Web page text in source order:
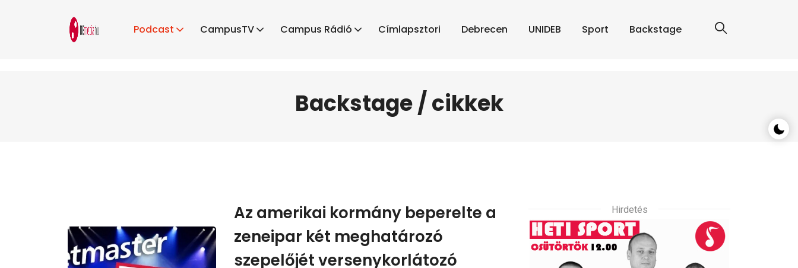
Podcast CampusTV Campus Rádió Címlapsztori Debrecen UNIDEB Sport Backstage
Backstage / cikkek
Az amerikai kormány beperelte a
zeneipar két meghatározó
szepelőjét versenykorlátozó
Hirdetés